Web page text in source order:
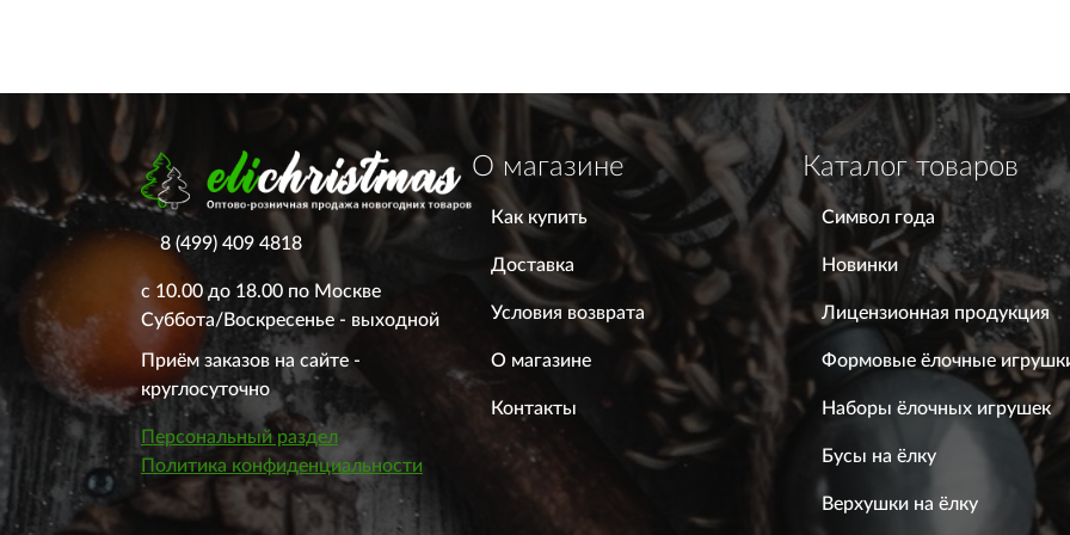
О магазине
Как купить
Доставка
Условия возврата
О магазине
Контакты
Каталог товаров
Символ года
Новинки
Лицензионная продукция
Формовые ёлочные
Наборы ёлочных игрушек
Бусы на ёлку
Верхушки на ёлку
8 (499) 409 4818
с 10.00 до 18.00 по Москве
Суббота/Воскресенье - выходной
Приём заказов на сайте -
круглосуточно
Персональный раздел
Политика конфиденциальности